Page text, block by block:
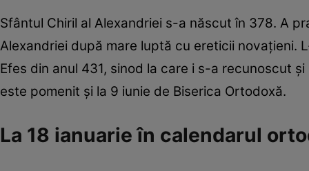
Sfântul Chiril al Alexandriei s-a născut în 378. A
Alexandriei după mare luptă cu ereticii novațieni.
Efes din anul 431, sinod la care i s-a recunoscut
este pomenit și la 9 iunie de Biserica Ortodoxă.
La 18 ianuarie în calendarul